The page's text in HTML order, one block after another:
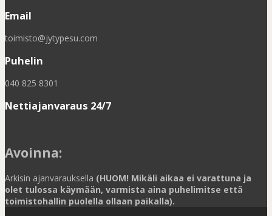
Email
toimisto@jytypesu.com
Puhelin
040 825 8301
Nettiajanvaraus 24/7
Avoinna:
Arkisin ajanvarauksella (HUOM! Mikäli aikaa ei varattuna ja
olet tulossa käymään, varmista aina puhelimitse että
toimistohallin puolella ollaan paikalla).